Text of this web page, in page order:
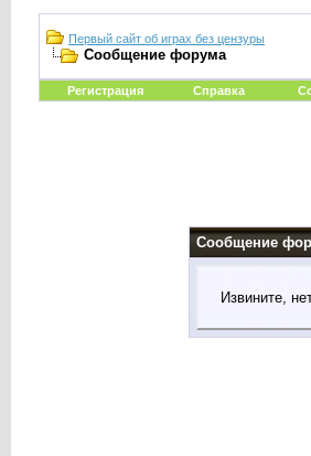
Первый сайт об играх без цензуры
Сообщение форума
Регистрация Справка
Сообщение
Извините,